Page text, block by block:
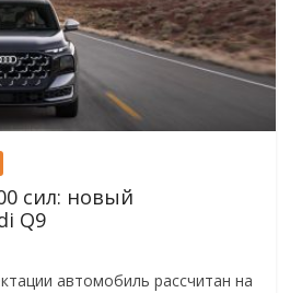
сил: новый
Q9
автомобиль рассчитан на